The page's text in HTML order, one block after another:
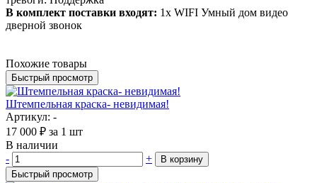
В комплект поставки входят: 1x WIFI Умный дом видео
дверной звонок
Похожие товары
Быстрый просмотр
Штемпельная краска- невидимая!
Артикул: -
17 000 ₽ за 1 шт
В наличии
-
+
В корзину
Быстрый просмотр